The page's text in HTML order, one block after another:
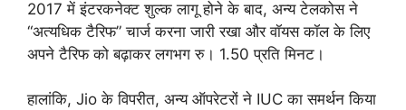
2017 में इंटरकनेक्ट शुल्क लागू होने के बाद, अन्य टेलकोस ने
“अत्यधिक टैरिफ” चार्ज करना जारी रखा और वॉयस कॉल के लिए
अपने टैरिफ को बढ़ाकर लगभग रु। 1.50 प्रति मिनट।
हालांकि, Jio के विपरीत, अन्य ऑपरेटरों ने IUC का समर्थन किया